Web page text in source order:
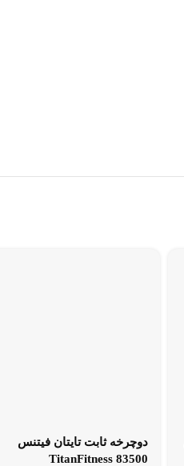
دوچرخه ثابت تایتان فیتنس
TitanFitness 83500